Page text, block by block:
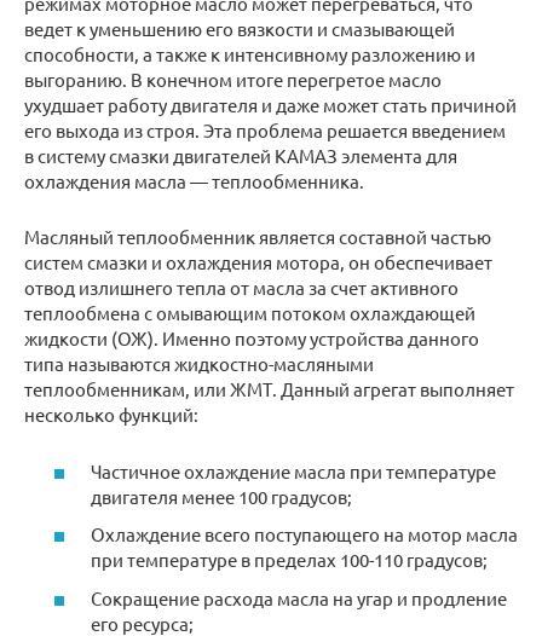
ведет к уменьшению его вязкости и смазывающей
способности, а также к интенсивному разложению и
выгоранию. В конечном итоге перегретое масло
ухудшает работу двигателя и даже может стать причиной
его выхода из строя. Эта проблема решается введением
в систему смазки двигателей КАМАЗ элемента для
охлаждения масла — теплообменника.
Масляный теплообменник является составной частью
систем смазки и охлаждения мотора, он обеспечивает
отвод излишнего тепла от масла за счет активного
теплообмена с омывающим потоком охлаждающей
жидкости (ОЖ). Именно поэтому устройства данного
типа называются жидкостно-масляными
теплообменникам, или ЖМТ. Данный агрегат выполняет
несколько функций:
Частичное охлаждение масла при температуре
двигателя менее 100 градусов;
Охлаждение всего поступающего на мотор масла
при температуре в пределах 100-110 градусов;
Сокращение расхода масла на угар и продление
его ресурса;